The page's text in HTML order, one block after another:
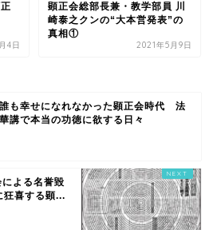
4日
顕正会総部長兼・教学部員 川
崎泰之クンの“大本営発表”の
真相①
2021年5月9日
誰も幸せになれなかった顕正会時代 法
華講で本当の功徳に欲する日々
よる名誉毀
喜する顕...